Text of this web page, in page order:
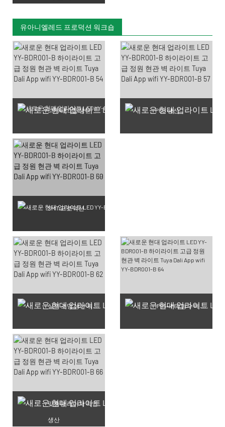
유아니엘레드 프로덕션 워크숍
SMD LED 칩 생산 PCB 생산
SMT 프로덕션
실외 조명 생산 워크숍 IP65-IP68 방수 테스트 완료 제품
맞춤형 레이저 각인
생산